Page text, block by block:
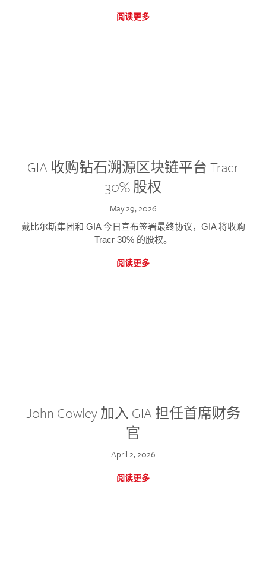
阅读更多
GIA 收购钻石溯源区块链平台 Tracr
30% 股权
May 29, 2026
戴比尔斯集团和 GIA 今日宣布签署最终协议，GIA 将收购
Tracr 30% 的股权。
阅读更多
John Cowley 加入 GIA 担任首席财务
官
April 2, 2026
阅读更多